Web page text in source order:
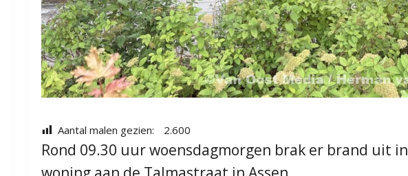
Aantal malen gezien: 2.600
Rond 09.30 uur woensdagmorgen brak er brand uit